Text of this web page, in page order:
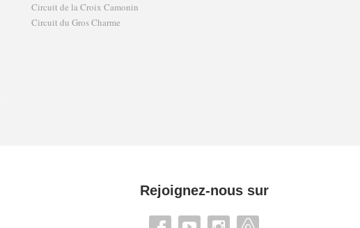
Circuit de la Croix Camonin
Circuit du Gros Charme
Rejoignez-nous sur